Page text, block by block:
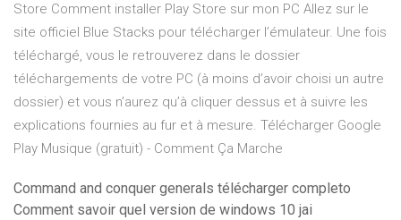
Store Comment installer Play Store sur mon PC Allez sur le
site officiel Blue Stacks pour télécharger l’émulateur. Une fois
téléchargé, vous le retrouverez dans le dossier
téléchargements de votre PC (à moins d’avoir choisi un autre
dossier) et vous n’aurez qu’à cliquer dessus et à suivre les
explications fournies au fur et à mesure. Télécharger Google
Play Musique (gratuit) - Comment Ça Marche
Command and conquer generals télécharger completo
Comment savoir quel version de windows 10 jai